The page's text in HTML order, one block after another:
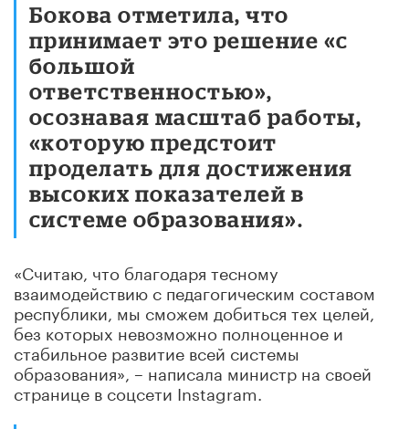
Бокова отметила, что
принимает это решение «с
большой
ответственностью»,
осознавая масштаб работы,
«которую предстоит
проделать для достижения
высоких показателей в
системе образования».
«Считаю, что благодаря тесному
взаимодействию с педагогическим составом
республики, мы сможем добиться тех целей,
без которых невозможно полноценное и
стабильное развитие всей системы
образования», – написала министр на своей
странице в соцсети Instagram.